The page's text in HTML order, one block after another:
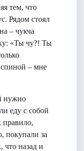
тем, что
Рядом стоял
– чукча
«Ты чу?! Ты
спиной – мне
нужно
еду с собой
правило,
покупали за
что назад и